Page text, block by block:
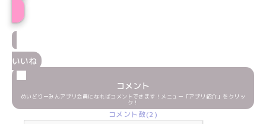
いいね
コメント
めいどりーみんアプリ会員になればコメントできます！メニュー「アプリ紹介」をクリッ
ク！
コメント数(2)